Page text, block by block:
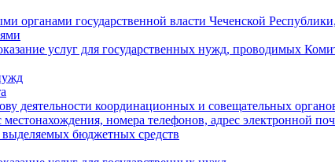
органами государственной власти Чеченской
услуг для государственных нужд, проводимых
деятельности координационных и совещательных
номера телефонов, адрес электронной
бюджетных средств